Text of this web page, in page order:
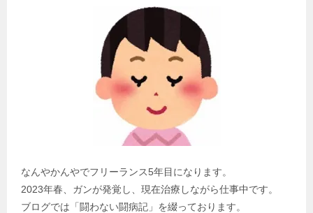
なんやかんやでフリーランス5年目になります。
2023年春、ガンが発覚し、現在治療しながら仕事中です。
ブログでは「闘わない闘病記」を綴っております。